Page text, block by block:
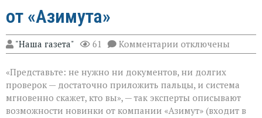
от «Азимута»
"Наша газета" 61 Комментарии к
записи
личность
подтвердят
за
секунды»:
новый
отключены
«Представьте: не нужно ни документов, ни долгих
проверок — достаточно приложить пальцы, и система
мгновенно скажет, кто вы», — так эксперты описывают
возможности новинки от компании «Азимут» (входит в